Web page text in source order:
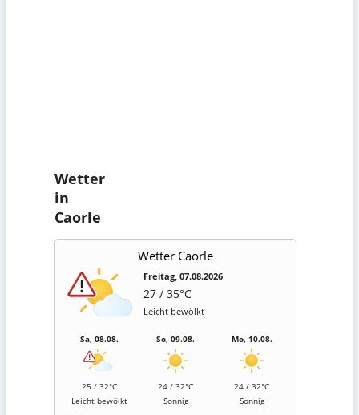
Wetter
in
Caorle
Wetter Caorle
Freitag, 07.08.2026
27 / 35°C
Leicht bewölkt
Sa, 08.08.
25 / 32°C
Leicht bewölkt
So, 09.08.
24 / 32°C
Sonnig
Mo, 10.08.
24 / 32°C
Sonnig